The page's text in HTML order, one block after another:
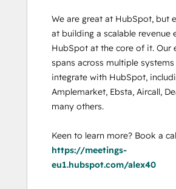
We are great at HubSpot, but
at building a scalable revenue
HubSpot at the core of it. Our
spans across multiple
integrate with HubSpot,
Amplemarket, Ebsta, Aircall,
many others.
https://meetings-
eu1.hubspot.com/alex40